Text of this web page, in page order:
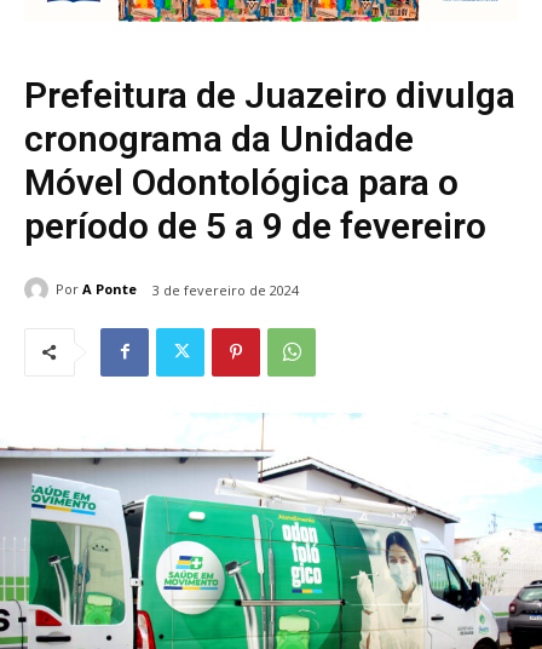
Prefeitura de Juazeiro divulga
cronograma da Unidade
Móvel Odontológica para o
período de 5 a 9 de fevereiro
Por A Ponte 3 de fevereiro de 2024